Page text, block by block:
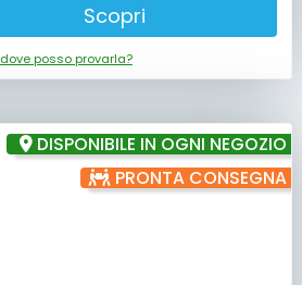
Scopri
dove posso provarla?
DISPONIBILE IN OGNI NEGOZIO
PRONTA CONSEGNA